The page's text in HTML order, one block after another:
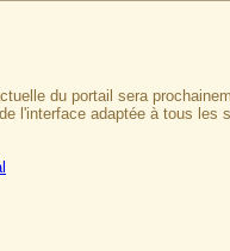
du portail sera
l'interface adaptée à tous